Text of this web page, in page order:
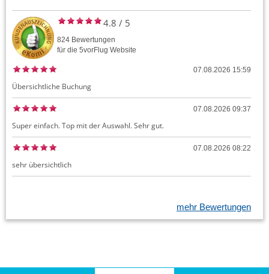
4.8 / 5
824 Bewertungen
für die 5vorFlug Website
07.08.2026 15:59
Übersichtliche Buchung
07.08.2026 09:37
Super einfach. Top mit der Auswahl. Sehr gut.
07.08.2026 08:22
sehr übersichtlich
mehr Bewertungen